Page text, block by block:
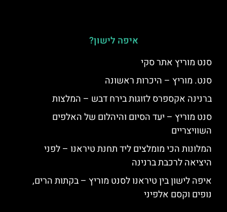
איפה לישון?
סנט מוריץ אתר סקי
סנט. מוריץ – היכרות ראשונה
ברנינה אקספרס לזוגות בירח דבש – המלצות
סנט מוריץ – יעד הסיום והיהלום של האלפים
השוויצריים
המלונות הכי מומלצים ליד תחנת טיראנו – לפני
היציאה לרכבת ברנינה
איפה לישון בין טיראנו לסנט מוריץ – בקתות הרים,
נופים וקסם אלפיני